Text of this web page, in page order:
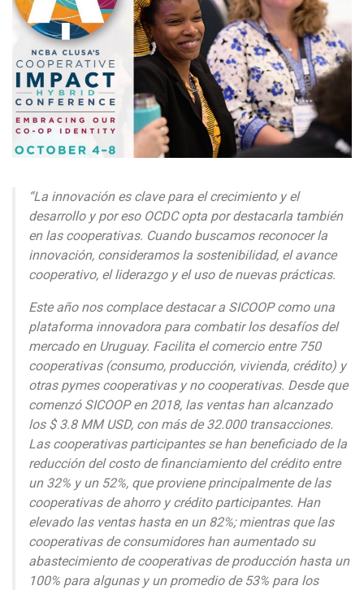
“La innovación es clave para el crecimiento y el
desarrollo y por eso OCDC opta por destacarla también
en las cooperativas. Cuando buscamos reconocer la
innovación, consideramos la sostenibilidad, el avance
cooperativo, el liderazgo y el uso de nuevas prácticas.
Este año nos complace destacar a SICOOP como una
plataforma innovadora para combatir los desafíos del
mercado en Uruguay. Facilita el comercio entre 750
cooperativas (consumo, producción, vivienda, crédito) y
otras pymes cooperativas y no cooperativas. Desde que
comenzó SICOOP en 2018, las ventas han alcanzado
los $ 3.8 MM USD, con más de 32.000 transacciones.
Las cooperativas participantes se han beneficiado de la
reducción del costo de financiamiento del crédito entre
un 32% y un 52%, que proviene principalmente de las
cooperativas de ahorro y crédito participantes. Han
elevado las ventas hasta en un 82%; mientras que las
cooperativas de consumidores han aumentado su
abastecimiento de cooperativas de producción hasta un
100% para algunas y un promedio de 53% para los